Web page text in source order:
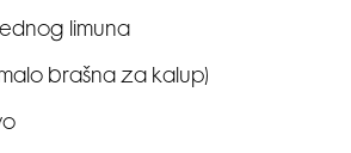
limuna
brašna za kalup)